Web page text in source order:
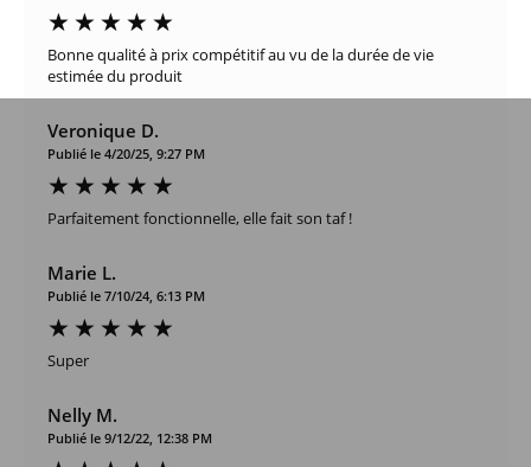
Bonne qualité à prix compétitif au vu de la durée de vie
estimée du produit
Veronique D.
Publié le 4/20/25, 9:27 PM
Parfaitement fonctionnelle, elle fait son taf !
Marie L.
Publié le 7/10/24, 6:13 PM
Super
Nelly M.
Publié le 9/12/22, 12:38 PM